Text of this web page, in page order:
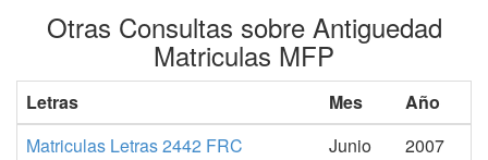
Otras Consultas sobre Antiguedad
Matriculas MFP
Letras Mes
Año
Matriculas Letras 2442 FRC
Junio
2007